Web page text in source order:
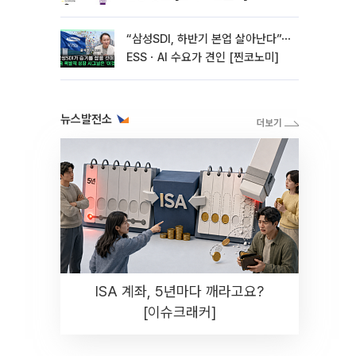
“삼성SDI, 하반기 본업 살아난다”⋯
ESSㆍAI 수요가 견인 [찐코노미]
뉴스발전소
ISA 계좌, 5년마다 깨라고요?
[이슈크래커]